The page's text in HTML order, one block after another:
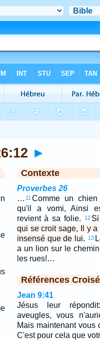
►
Contexte
Proverbes 26
… 11 Comme un
qu'il a vomi, Ainsi
revient à sa folie.
12
qui se croit sage, Il y
insensé que de lui.
13
a un lion sur le
les rues!…
Références
Jean 9:41
Jésus leur
aveugles, vous
Mais maintenant vous
C'est pour cela que